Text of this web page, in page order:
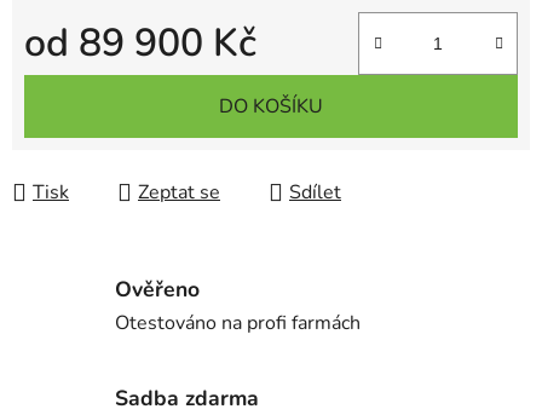
od 89 900 Kč
Měrná cena:
DO KOŠÍKU
Tisk Zeptat se Sdílet
Ověřeno
Otestováno na profi farmách
Sadba zdarma